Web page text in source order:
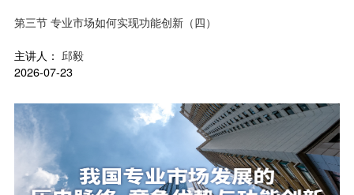
能创新
第三节 专业市场如何实现功能创新（四）
主讲人： 邱毅
2026-07-23